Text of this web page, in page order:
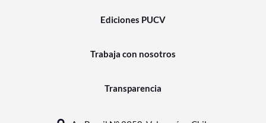
Ediciones PUCV
Trabaja con nosotros
Transparencia